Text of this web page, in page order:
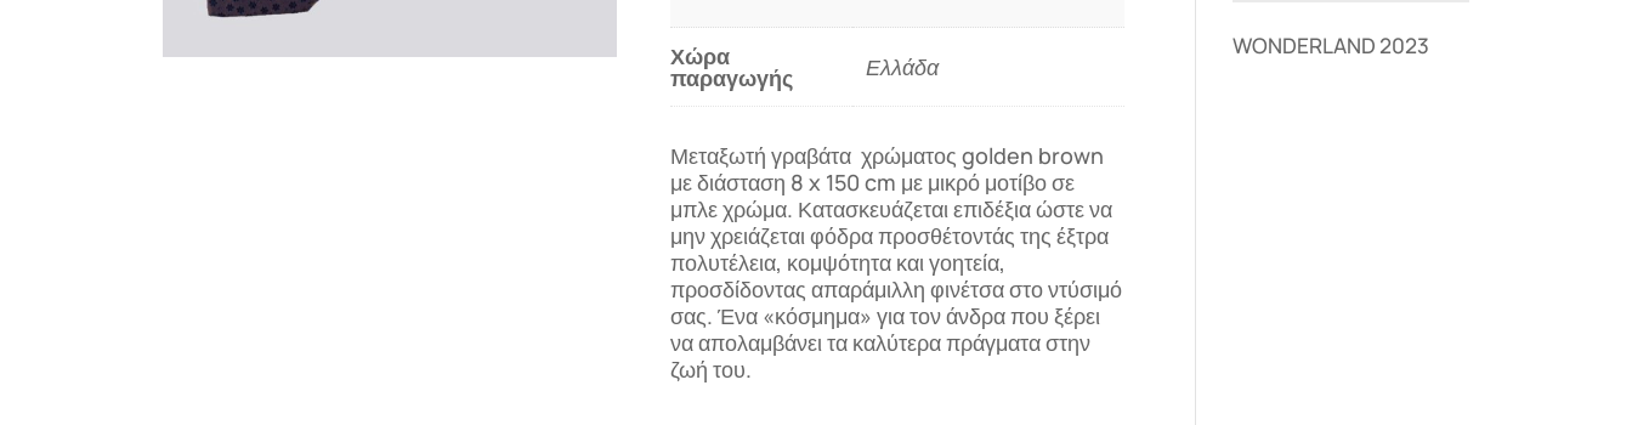
Χώρα
παραγωγής Ελλάδα
Μεταξωτή γραβάτα χρώματος golden brown
με διάσταση 8 x 150 cm με μικρό μοτίβο σε
μπλε χρώμα. Κατασκευάζεται επιδέξια ώστε να
μην χρειάζεται φόδρα προσθέτοντάς της έξτρα
πολυτέλεια, κομψότητα και γοητεία,
προσδίδοντας απαράμιλλη φινέτσα στο ντύσιμό
σας. Ένα «κόσμημα» για τον άνδρα που ξέρει
να απολαμβάνει τα καλύτερα πράγματα στην
ζωή του.
WONDERLAND 2023